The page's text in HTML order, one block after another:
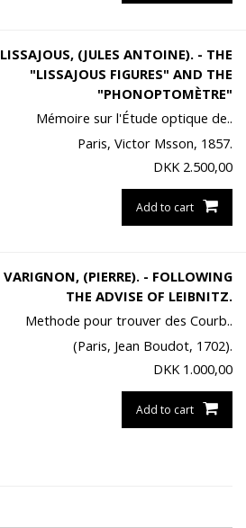
LISSAJOUS, (JULES ANTOINE). - THE
"LISSAJOUS FIGURES" AND THE
"PHONOPTOMÈTRE"
Mémoire sur l'Étude optique de..
Paris, Victor Msson, 1857.
DKK 2.500,00
Add to cart
VARIGNON, (PIERRE). - FOLLOWING
THE ADVISE OF LEIBNITZ.
Methode pour trouver des Courb..
(Paris, Jean Boudot, 1702).
DKK 1.000,00
Add to cart